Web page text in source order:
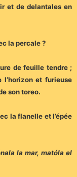
et de delantales en
la percale ?
de feuille tendre ;
et furieuse
son toreo.
la flanelle et l’épée
la mar, matóla el